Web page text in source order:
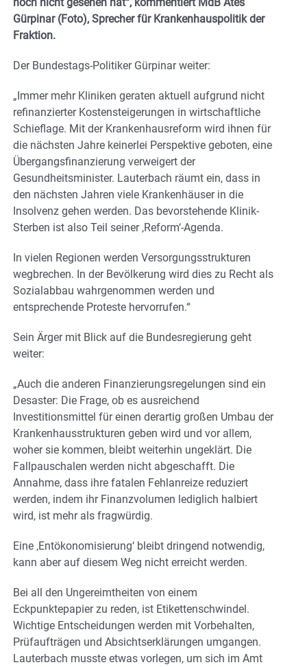
Gürpinar (Foto), Sprecher für Krankenhauspolitik der
Fraktion.
Der Bundestags-Politiker Gürpinar weiter:
„Immer mehr Kliniken geraten aktuell aufgrund nicht
refinanzierter Kostensteigerungen in wirtschaftliche
Schieflage. Mit der Krankenhausreform wird ihnen für
die nächsten Jahre keinerlei Perspektive geboten, eine
Übergangsfinanzierung verweigert der
Gesundheitsminister. Lauterbach räumt ein, dass in
den nächsten Jahren viele Krankenhäuser in die
Insolvenz gehen werden. Das bevorstehende Klinik-
Sterben ist also Teil seiner ‚Reform‘-Agenda.
In vielen Regionen werden Versorgungsstrukturen
wegbrechen. In der Bevölkerung wird dies zu Recht als
Sozialabbau wahrgenommen werden und
entsprechende Proteste hervorrufen.“
Sein Ärger mit Blick auf die Bundesregierung geht
weiter:
„Auch die anderen Finanzierungsregelungen sind ein
Desaster: Die Frage, ob es ausreichend
Investitionsmittel für einen derartig großen Umbau der
Krankenhausstrukturen geben wird und vor allem,
woher sie kommen, bleibt weiterhin ungeklärt. Die
Fallpauschalen werden nicht abgeschafft. Die
Annahme, dass ihre fatalen Fehlanreize reduziert
werden, indem ihr Finanzvolumen lediglich halbiert
wird, ist mehr als fragwürdig.
Eine ‚Entökonomisierung‘ bleibt dringend notwendig,
kann aber auf diesem Weg nicht erreicht werden.
Bei all den Ungereimtheiten von einem
Eckpunktepapier zu reden, ist Etikettenschwindel.
Wichtige Entscheidungen werden mit Vorbehalten,
Prüfaufträgen und Absichtserklärungen umgangen.
Lauterbach musste etwas vorlegen, um sich im Amt